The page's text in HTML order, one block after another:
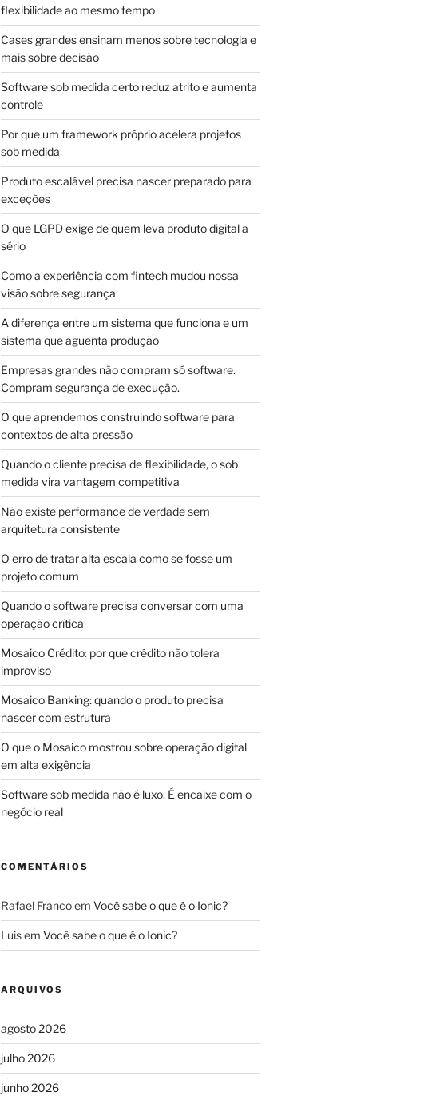
flexibilidade ao mesmo tempo
Cases grandes ensinam menos sobre tecnologia e
mais sobre decisão
Software sob medida certo reduz atrito e aumenta
controle
Por que um framework próprio acelera projetos
sob medida
Produto escalável precisa nascer preparado para
exceções
O que LGPD exige de quem leva produto digital a
sério
Como a experiência com fintech mudou nossa
visão sobre segurança
A diferença entre um sistema que funciona e um
sistema que aguenta produção
Empresas grandes não compram só software.
Compram segurança de execução.
O que aprendemos construindo software para
contextos de alta pressão
Quando o cliente precisa de flexibilidade, o sob
medida vira vantagem competitiva
Não existe performance de verdade sem
arquitetura consistente
O erro de tratar alta escala como se fosse um
projeto comum
Quando o software precisa conversar com uma
operação crítica
Mosaico Crédito: por que crédito não tolera
improviso
Mosaico Banking: quando o produto precisa
nascer com estrutura
O que o Mosaico mostrou sobre operação digital
em alta exigência
Software sob medida não é luxo. É encaixe com o
negócio real
COMENTÁRIOS
Rafael Francoem Você sabe o que é o Ionic?
Luisem Você sabe o que é o Ionic?
ARQUIVOS
agosto 2026
julho 2026
junho 2026